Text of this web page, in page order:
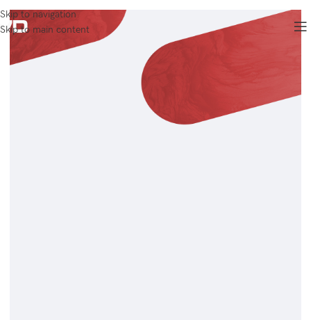
Skip to navigation
Skip to main content